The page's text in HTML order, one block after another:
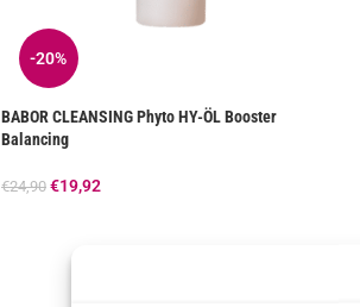
-20%
BABOR CLEANSING Phyto HY-ÖL Booster
Balancing
€24,90 €19,92